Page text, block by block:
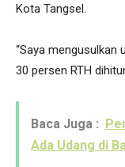
Kota Tangsel.
“Saya mengusulkan
30 persen RTH
Baca Juga :
Ada Udang di